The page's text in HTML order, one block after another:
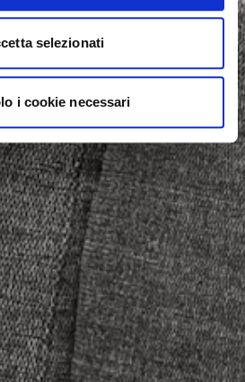
selezionati
i cookie necessari